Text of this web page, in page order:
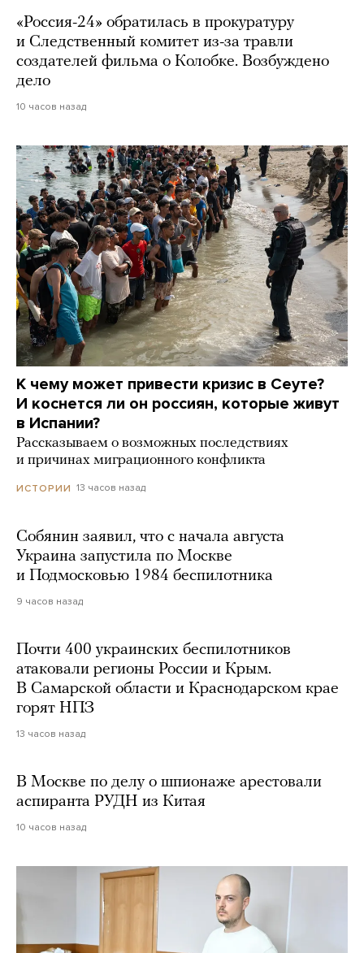
«Россия-24» обратилась в прокуратуру
и Следственный комитет из-за травли
создателей фильма о Колобке. Возбуждено
дело
10 часов назад
К чему может привести кризис в Сеуте?
И коснется ли он россиян, которые живут
в Испании?
Рассказываем о возможных последствиях
и причинах миграционного конфликта
ИСТОРИИ 13 часов назад
Собянин заявил, что с начала августа
Украина запустила по Москве
и Подмосковью 1984 беспилотника
9 часов назад
Почти 400 украинских беспилотников
атаковали регионы России и Крым.
В Самарской области и Краснодарском крае
горят НПЗ
13 часов назад
В Москве по делу о шпионаже арестовали
аспиранта РУДН из Китая
10 часов назад